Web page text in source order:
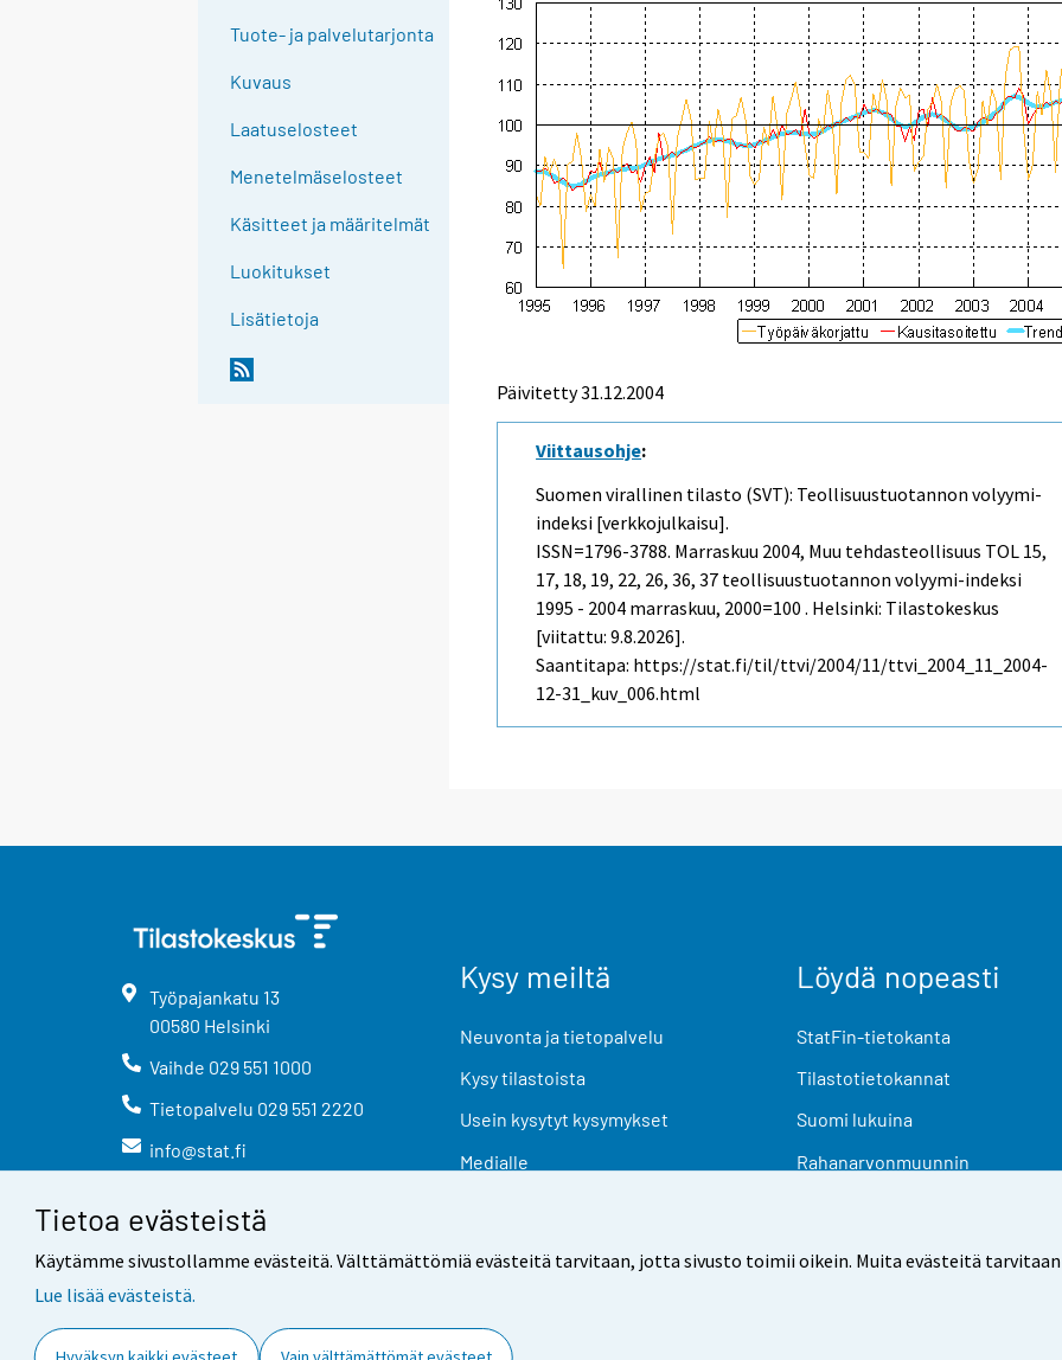
Tietoa evästeistä
Käytämme sivustollamme evästeitä. Välttämättömiä evästeitä tarvitaan, jotta sivusto toimii oikein. Muita evästeitä
Lue lisää evästeistä.
Tuote- ja palvelutarjonta
Kuvaus
Laatuselosteet
Menetelmäselosteet
Käsitteet ja määritelmät
Luokitukset
Lisätietoja
Päivitetty31.12.2004
Viittausohje:
Suomen virallinen tilasto (SVT): Teollisuustuotannon volyymi-
indeksi [verkkojulkaisu].
ISSN=1796-3788. Marraskuu 2004, Muu tehdasteollisuus TOL 15,
17, 18, 19, 22, 26, 36, 37 teollisuustuotannon volyymi-indeksi
1995 - 2004 marraskuu, 2000=100 . Helsinki: Tilastokeskus
[viitattu: 9.8.2026].
Saantitapa: https://stat.fi/til/ttvi/2004/11/ttvi_2004_11_2004-
12-31_kuv_006.html
Työpajankatu 13
00580 Helsinki
Vaihde 029 551 1000
Tietopalvelu 029 551 2220
info@stat.fi
Kysy meiltä
Neuvonta ja tietopalvelu
Kysy tilastoista
Usein kysytyt kysymykset
Medialle
Löydä nopeasti
StatFin-tietokanta
Tilastotietokannat
Suomi lukuina
Rahanarvonmuunnin
Yhteystiedot Palaute